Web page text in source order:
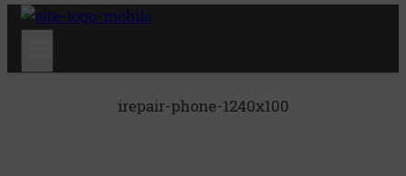
irepair-phone-1240x100